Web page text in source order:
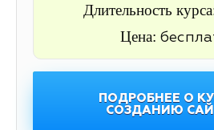
Длительность
Цена:
ПОДРОБНЕЕ О
СОЗДАНИЮ